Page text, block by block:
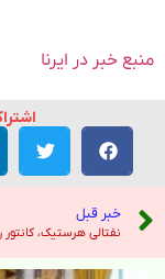
منبع خبر در ایرنا
خبر قبل